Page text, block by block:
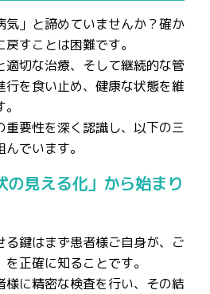
気」と諦めていませんか？確か
すことは困難です。
適切な治療、そして継続的な管
行を食い止め、健康な状態を維
重要性を深く認識し、以下の三
でいます。
の見える化」から始まり
る鍵はまず患者様ご自身が、ご
正確に知ることです。
様に精密な検査を行い、その結